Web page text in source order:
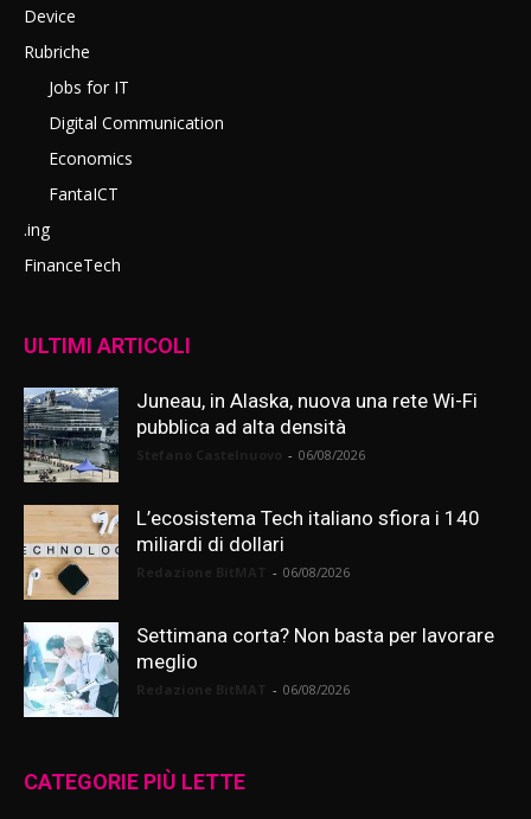
Device
Rubriche
Jobs for IT
Digital Communication
Economics
FantaICT
.ing
FinanceTech
ULTIMI ARTICOLI
Juneau, in Alaska, nuova una rete Wi-Fi
pubblica ad alta densità
- 06/08/2026
L’ecosistema Tech italiano sfiora i 140
miliardi di dollari
- 06/08/2026
Settimana corta? Non basta per lavorare
meglio
- 06/08/2026
CATEGORIE PIÙ LETTE